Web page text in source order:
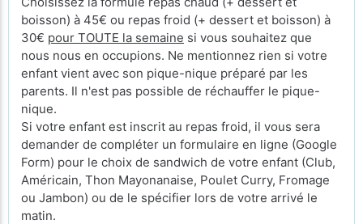
boisson) à 45€ ou repas froid (+ dessert et boisson) à
30€ pour TOUTE la semaine si vous souhaitez que
nous nous en occupions. Ne mentionnez rien si votre
enfant vient avec son pique-nique préparé par les
parents. Il n'est pas possible de réchauffer le pique-
nique.
Si votre enfant est inscrit au repas froid, il vous sera
demander de compléter un formulaire en ligne (Google
Form) pour le choix de sandwich de votre enfant (Club,
Américain, Thon Mayonanaise, Poulet Curry, Fromage
ou Jambon) ou de le spécifier lors de votre arrivé le
matin.